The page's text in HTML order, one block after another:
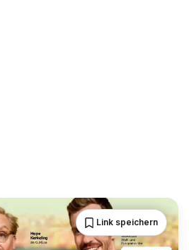
Link speichern